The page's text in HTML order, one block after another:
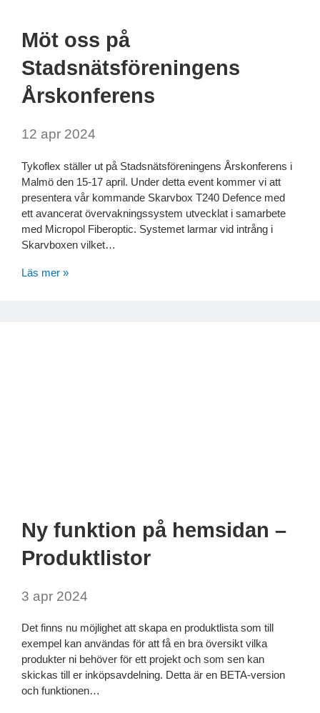
Möt oss på
Stadsnätsföreningens
Årskonferens
12 apr 2024
Tykoflex ställer ut på Stadsnätsföreningens Årskonferens i
Malmö den 15-17 april. Under detta event kommer vi att
presentera vår kommande Skarvbox T240 Defence med
ett avancerat övervakningssystem utvecklat i samarbete
med Micropol Fiberoptic. Systemet larmar vid intrång i
Skarvboxen vilket…
Läs mer »
Ny funktion på hemsidan –
Produktlistor
3 apr 2024
Det finns nu möjlighet att skapa en produktlista som till
exempel kan användas för att få en bra översikt vilka
produkter ni behöver för ett projekt och som sen kan
skickas till er inköpsavdelning. Detta är en BETA-version
och funktionen…